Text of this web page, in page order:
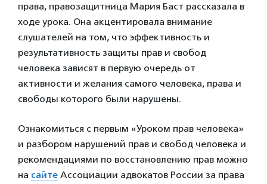
права, правозащитница Мария Баст рассказала в
ходе урока. Она акцентировала внимание
слушателей на том, что эффективность и
результативность защиты прав и свобод
человека зависят в первую очередь от
активности и желания самого человека, права и
свободы которого были нарушены.
Ознакомиться с первым «Уроком прав человека»
и разбором нарушений прав и свобод человека и
рекомендациями по восстановлению прав можно
на сайте Ассоциации адвокатов России за права